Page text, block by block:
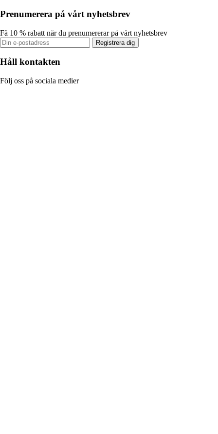
Prenumerera på vårt nyhetsbrev
Få 10 % rabatt när du prenumererar på vårt nyhetsbrev
Registrera dig
Håll kontakten
Följ oss på sociala medier